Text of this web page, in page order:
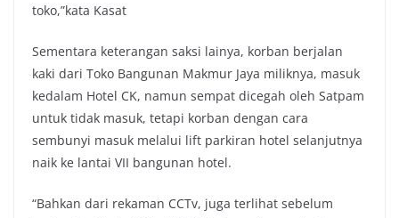
toko,”kata Kasat
Sementara keterangan saksi lainya, korban berjalan
kaki dari Toko Bangunan Makmur Jaya miliknya, masuk
kedalam Hotel CK, namun sempat dicegah oleh Satpam
untuk tidak masuk, tetapi korban dengan cara
sembunyi masuk melalui lift parkiran hotel selanjutnya
naik ke lantai VII bangunan hotel.
“Bahkan dari rekaman CCTv, juga terlihat sebelum